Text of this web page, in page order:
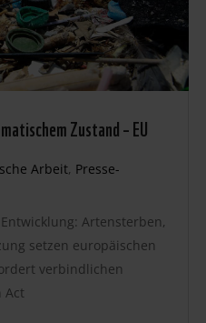
Zustand – EU
Arbeit, Presse-
Artensterben,
setzen europäischen
verbindlichen
Act